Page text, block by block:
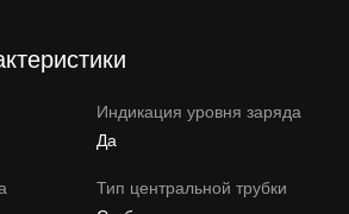
Индикация уровня заряда
Да
Тип центральной трубки